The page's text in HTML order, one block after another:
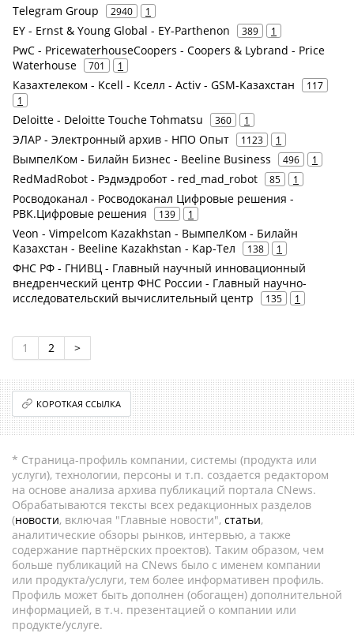
Telegram Group 2940 1
EY - Ernst & Young Global - EY-Parthenon 389 1
PwC - PricewaterhouseCoopers - Coopers & Lybrand - Price
Waterhouse
701 1
Казахтелеком - Kcell - Кселл - Activ - GSM-Казахстан
117
1
Deloitte - Deloitte Touche Tohmatsu 360 1
ЭЛАР - Электронный архив - НПО Опыт 1123 1
ВымпелКом - Билайн Бизнес - Beeline Business 496 1
RedMadRobot - Рэдмэдробот - red_mad_robot 85 1
Росводоканал - Росводоканал Цифровые решения -
РВК.Цифровые решения
139 1
Veon - Vimpelcom Kazakhstan - ВымпелКом - Билайн
Казахстан - Beeline Kazakhstan - Кар-Тел
138 1
ФНС РФ - ГНИВЦ - Главный научный инновационный
внедренческий центр ФНС России - Главный научно-
исследовательский вычислительный центр
135 1
1 2 >
КОРОТКАЯ ССЫЛКА
* Страница-профиль компании, системы (продукта или
услуги), технологии, персоны и т.п. создается редактором
на основе анализа архива публикаций портала CNews.
Обрабатываются тексты всех редакционных разделов
(новости, включая "Главные новости", статьи,
аналитические обзоры рынков, интервью, а также
содержание партнёрских проектов). Таким образом, чем
больше публикаций на CNews было с именем компании
или продукта/услуги, тем более информативен профиль.
Профиль может быть дополнен (обогащен) дополнительной
информацией, в т.ч. презентацией о компании или
продукте/услуге.